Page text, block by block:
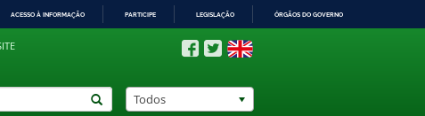
ACESSO À INFORMAÇÃO PARTICIPE LEGISLAÇÃO ÓRGÃOS DO GOVERNO
Todos